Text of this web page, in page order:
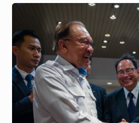
al
a
y
si